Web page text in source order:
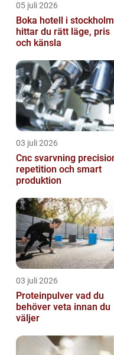
05 juli 2026
Boka hotell i stockholm så
hittar du rätt läge, pris
och känsla
03 juli 2026
Cnc svarvning precision,
repetition och smart
produktion
03 juli 2026
Proteinpulver vad du
behöver veta innan du
väljer